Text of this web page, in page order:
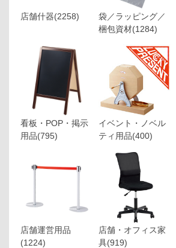
店舗什器(2258)
袋／ラッピング／
梱包資材(1284)
看板・POP・掲示
用品(795)
イベント・ノベル
ティ用品(400)
店舗運営用品
(1224)
店舗・オフィス家
具(919)